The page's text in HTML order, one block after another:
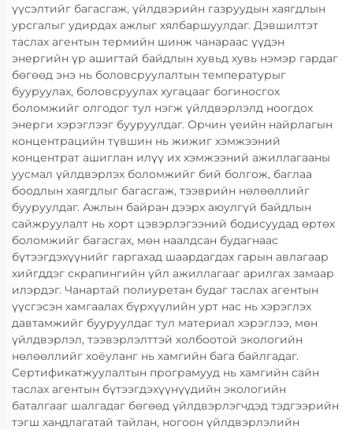
үүсэлтийг багасгаж, үйлдвэрийн газруудын хаягдлын
урсгалыг удирдах ажлыг хялбаршуулдаг. Дэвшилтэт
таслах агентын термийн шинж чанараас үүдэн
энергийн үр ашигтай байдлын хувьд хувь нэмэр гардаг
бөгөөд энэ нь боловсруулалтын температурыг
бууруулах, боловсруулах хугацааг богиносгох
боломжийг олгодог тул нэгж үйлдвэрлэлд ноогдох
энерги хэрэглээг бууруулдаг. Орчин үеийн найрлагын
концентрацийн түвшин нь жижиг хэмжээний
концентрат ашиглан илүү их хэмжээний ажиллагааны
уусмал үйлдвэрлэх боломжийг бий болгож, баглаа
боодлын хаягдлыг багасгаж, тээврийн нөлөөллийг
бууруулдаг. Ажлын байран дээрх аюулгүй байдлын
сайжруулалт нь хорт цэвэрлэгээний бодисуудад өртөх
боломжийг багасгах, мөн наалдсан будагнаас
бүтээгдэхүүнийг гаргахад шаардагдах гарын авлагаар
хийгддэг скрапингийн үйл ажиллагааг арилгах замаар
илэрдэг. Чанартай полиуретан будаг таслах агентын
үүсгэсэн хамгаалах бүрхүүлийн урт нас нь хэрэглэх
давтамжийг бууруулдаг тул материал хэрэглээ, мөн
үйлдвэрлэл, тээвэрлэлттэй холбоотой экологийн
нөлөөллийг хоёуланг нь хамгийн бага байлгадаг.
Сертификатжуулалтын програмууд нь хамгийн сайн
таслах агентын бүтээгдэхүүнүүдийн экологийн
баталгааг шалгадаг бөгөөд үйлдвэрлэгчдэд тэдгээрийн
тэгш хандлагатай тайлан, ногоон үйлдвэрлэлийн